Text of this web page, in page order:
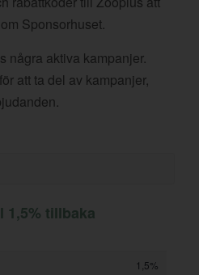
Sponsorhuset.
några aktiva kampanjer.
att ta del av kampanjer,
1,5% tillbaka
1,5%